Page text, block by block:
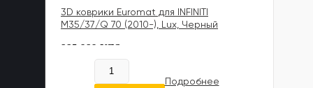
3D коврики Euromat для INFINITI
M35/37/Q 70 (2010-), Lux, Черный
885 989 UZS
В наличии
0 отзывовПодробнее